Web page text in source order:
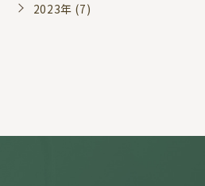
2023年 (7)